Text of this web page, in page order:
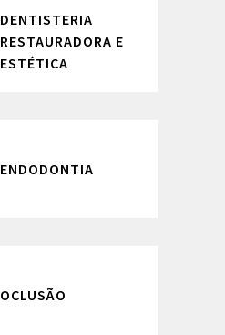
DENTISTERIA
RESTAURADORA E
ESTÉTICA
ENDODONTIA
OCLUSÃO